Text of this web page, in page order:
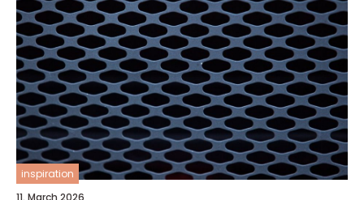
inspiration